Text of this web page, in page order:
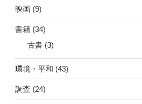
映画 (9)
書籍 (34)
古書 (3)
環境・平和 (43)
調査 (24)